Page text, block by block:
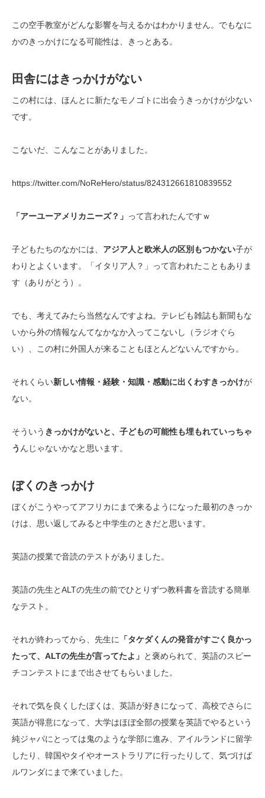
この空手教室がどんな影響を与えるかはわかりません。でもなに
かのきっかけになる可能性は、きっとある。
田舎にはきっかけがない
この村には、ほんとに新たなモノゴトに出会うきっかけが少ない
です。
こないだ、こんなことがありました。
https://twitter.com/NoReHero/status/824312661810839552
「アーユーアメリカニーズ？」 って言われたんですｗ
子どもたちのなかには、 アジア人と欧米人の区別もつかない子が
わりとよくいます。「イタリア人？」って言われたこともありま
す（ありがとう）。
でも、考えてみたら当然なんですよね。テレビも雑誌も新聞もな
いから外の情報なんてなかなか入ってこないし（ラジオぐら
い）、この村に外国人が来ることもほとんどないんですから。
それくらい新しい情報・経験・知識・感動に出くわすきっかけが
ない。
そういう きっかけがないと、子どもの可能性も埋もれていっちゃ
う んじゃないかなと思います。
ぼくのきっかけ
ぼくがこうやってアフリカにまで来るようになった最初のきっか
けは、思い返してみると中学生のときだと思います。
英語の授業で音読のテストがありました。
英語の先生とALTの先生の前でひとりずつ教科書を音読する簡単
なテスト。
それが終わってから、先生に
「タケダくんの発音がすごく良かっ
たって、ALTの先生が言ってたよ」 と褒められて、英語のスピー
チコンテストにまで出させてもらいました。
それで気を良くしたぼくは、英語が好きになって、高校でさらに
英語が得意になって、大学はほぼ全部の授業を英語でやるという
純ジャパにとっては鬼のような学部に進み、アイルランドに留学
したり、韓国やタイやオーストラリアに行ったりして、気づけば
ルワンダにまで来ていました。